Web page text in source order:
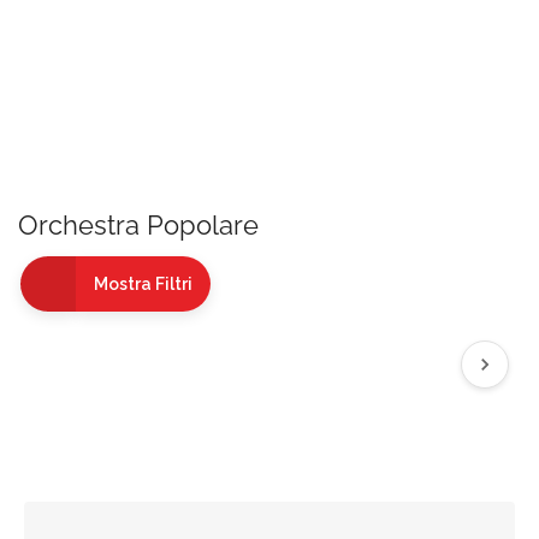
Orchestra Popolare
Mostra Filtri